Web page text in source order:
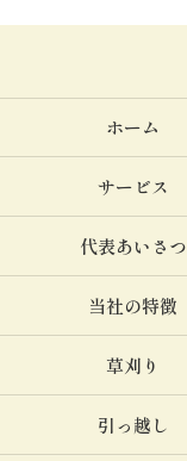
ホーム
サービス
代表あいさつ
当社の特徴
草刈り
引っ越し